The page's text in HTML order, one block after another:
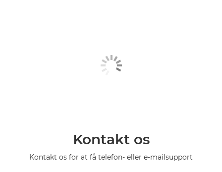
Kontakt os
Kontakt os for at få telefon- eller e-mailsupport